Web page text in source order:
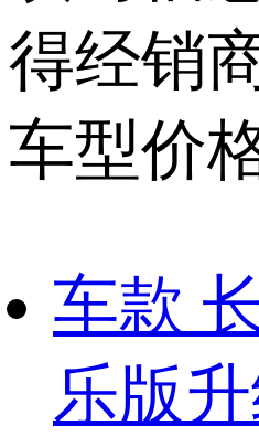
得经销
车型价
车款
乐版